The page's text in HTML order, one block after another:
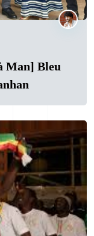
Man] Bleu